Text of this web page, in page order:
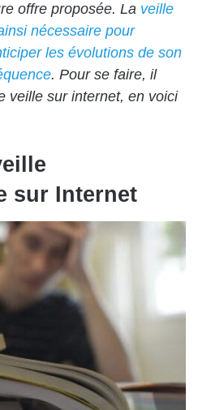
offre proposée. La veille
nécessaire pour
les évolutions de son
. Pour se faire, il
veille sur internet, en voici
sur Internet